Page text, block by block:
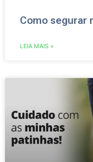
Como segurar
LEIA MAIS »